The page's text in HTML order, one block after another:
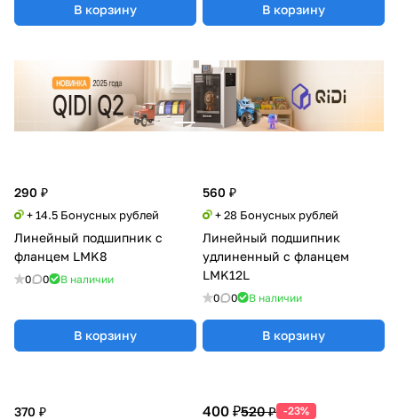
В корзину В корзину
290 ₽
+ 14.5 Бонусных рублей
Линейный подшипник с
фланцем LMK8
0 0 В наличии
В корзину
560 ₽
+ 28 Бонусных рублей
Линейный подшипник
удлиненный с фланцем
LMK12L
0 0 В наличии
В корзину
370 ₽ 400 ₽520 ₽ -23%